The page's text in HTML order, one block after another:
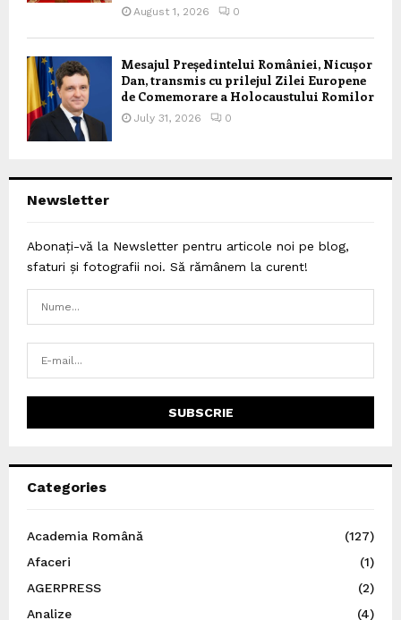
August 1, 2026 0
Mesajul Președintelui României, Nicușor
Dan, transmis cu prilejul Zilei Europene
de Comemorare a Holocaustului Romilor
July 31, 2026 0
Newsletter
Abonați-vă la Newsletter pentru articole noi pe blog,
sfaturi și fotografii noi. Să rămânem la curent!
Categories
Academia Română
(127)
Afaceri
(1)
AGERPRESS
(2)
Analize
(4)